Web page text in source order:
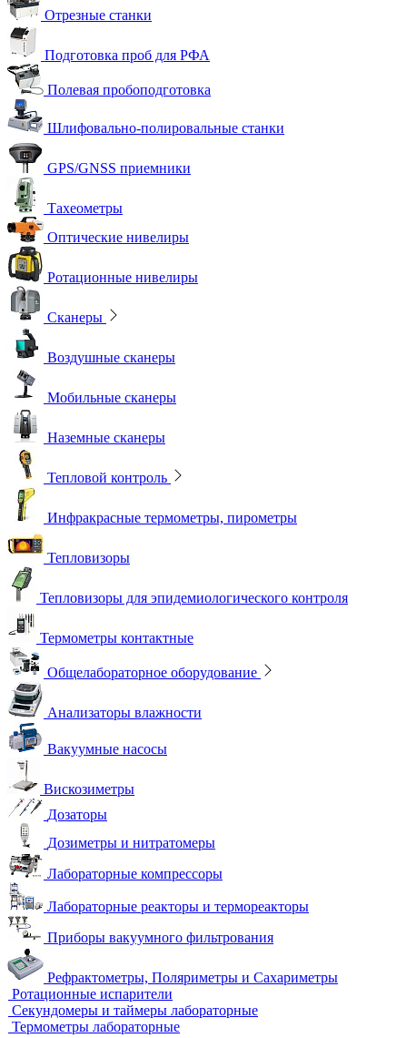
Отрезные станки
Подготовка проб для РФА
Полевая пробоподготовка
Шлифовально-полировальные станки
GPS/GNSS приемники
Тахеометры
Оптические нивелиры
Ротационные нивелиры
Сканеры
Воздушные сканеры
Мобильные сканеры
Наземные сканеры
Тепловой контроль
Инфракрасные термометры, пирометры
Тепловизоры
Тепловизоры для эпидемиологического контроля
Термометры контактные
Общелабораторное оборудование
Анализаторы влажности
Вакуумные насосы
Вискозиметры
Дозаторы
Дозиметры и нитратомеры
Лабораторные компрессоры
Лабораторные реакторы и термореакторы
Приборы вакуумного фильтрования
Рефрактометры, Поляриметры и Сахариметры
Ротационные испарители